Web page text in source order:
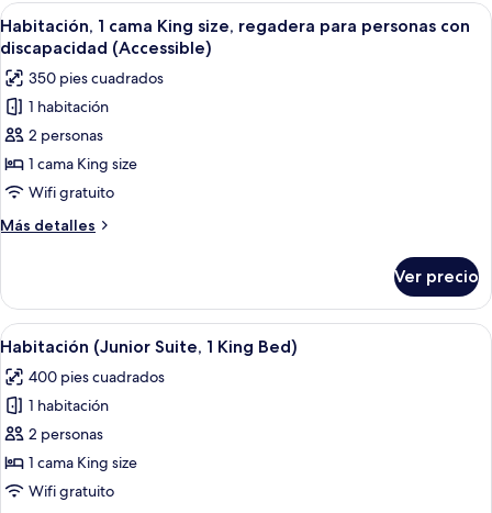
camas
matrimoniales
Abrir
todas
las
fotos
de
Habitación,
1
cama
King
size,
para
personas
con
discapacidad
(Accessible)
Una habitación de hotel moderna
3
Habitación, 1 cama King size, regadera para personas con
discapacidad (Accessible)
350 pies cuadrados
1 habitación
2 personas
1 cama King size
Wifi gratuito
Más detalles
Más
1
cama
King
regadera
para
personas
con
discapacidad
(Accessible)
Ver precio
Abrir
todas
las
fotos
de
Habitación
(Junior
Habitación de hotel moderna con
4
Habitación (Junior Suite, 1 King Bed)
400 pies cuadrados
1 habitación
2 personas
1 cama King size
Wifi gratuito